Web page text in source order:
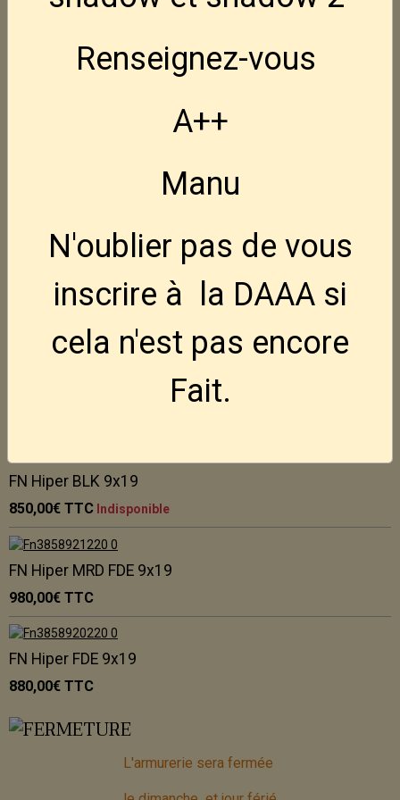
TTC
Nouveau
795,00€ TTC
NEDI AK47 7.62x39
TTC
Holster Ghost pour FN Hiper
FN Hiper BLK 9x19
850,00€ TTC Indisponible
FN Hiper MRD FDE 9x19
980,00€ TTC
FN Hiper FDE 9x19
880,00€ TTC
L'armurerie sera fermée
Renseignez-vous
A++
Manu
N'oublier pas de vous
inscrire à la DAAA si
cela n'est pas encore
Fait.